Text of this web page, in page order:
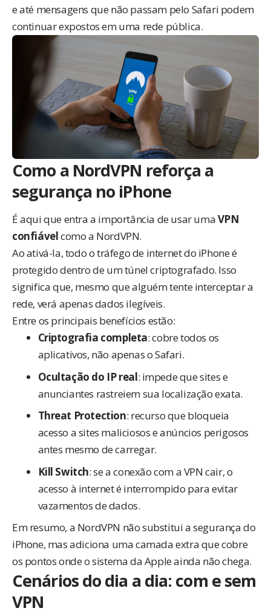
e até mensagens que não passam pelo Safari podem
continuar expostos em uma rede pública.
Como a NordVPN reforça a
segurança no iPhone
É aqui que entra a importância de usar umaVPN
confiávelcomo a NordVPN.
Ao ativá-la, todo o tráfego de internet do iPhone é
protegido dentro de um túnel criptografado. Isso
significa que, mesmo que alguém tente interceptar a
rede, verá apenas dados ilegíveis.
Entre os principais benefícios estão:
Criptografia completa: cobre todos os
aplicativos, não apenas o Safari.
Ocultação do IP real: impede que sites e
anunciantes rastreiem sua localização exata.
Threat Protection: recurso que bloqueia
acesso a sites maliciosos e anúncios perigosos
antes mesmo de carregar.
Kill Switch: se a conexão com a VPN cair, o
acesso à internet é interrompido para evitar
vazamentos de dados.
Em resumo, a NordVPN não substitui a segurança do
iPhone, mas adiciona uma camada extra que cobre
os pontos onde o sistema da Apple ainda não chega.
Cenários do dia a dia: com e sem
VPN